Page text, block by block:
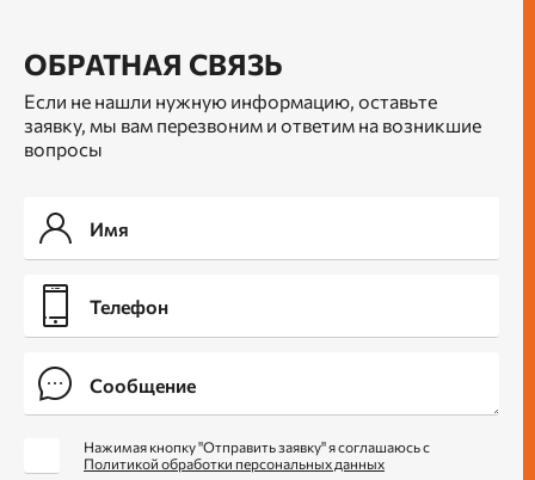
ОБРАТНАЯ СВЯЗЬ
Если не нашли нужную информацию, оставьте
заявку, мы вам перезвоним и ответим на возникшие
вопросы
Нажимая кнопку "Отправить заявку" я соглашаюсь с
Политикой обработки персональных данных